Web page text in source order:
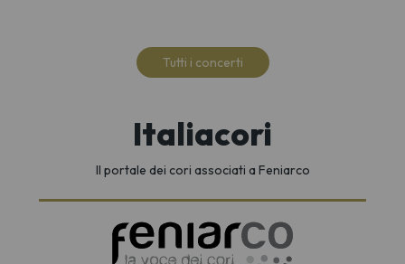
Tutti i concerti
Italiacori
Il portale dei cori associati a Feniarco